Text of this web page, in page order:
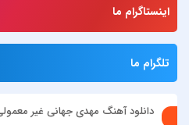
اینستاگرام ما
تلگرام ما
دانلود آهنگ مهدی جهانی غیر معمولی